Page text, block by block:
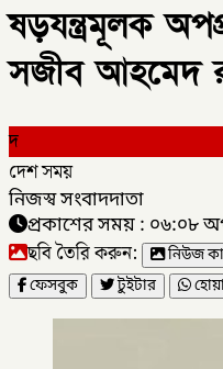
ষড়যন্ত্রমূলক
সজীব আহমেদ
দ
দেশ সময়
নিজস্ব সংবাদদাতা
প্রকাশের সময় : ০৬:০৮
ছবি তৈরি করুন: নিউজ
ফেসবুক
টুইটার